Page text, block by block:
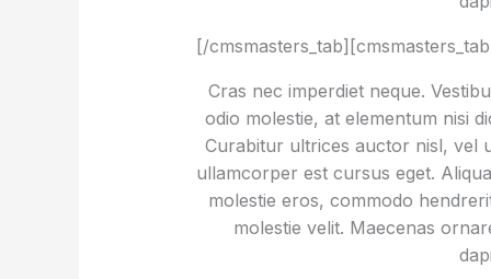
[/
Cras nec imperdiet neque.
odio molestie, at elementum nisi
Curabitur ultrices auctor nisl, vel
ullamcorper est cursus eget.
molestie eros, commodo
molestie velit. Maecenas